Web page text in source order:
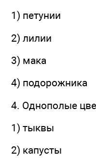
1) петунии
2) лилии
3) мака
4) подорожника
4. Однополые
1) тыквы
2) капусты